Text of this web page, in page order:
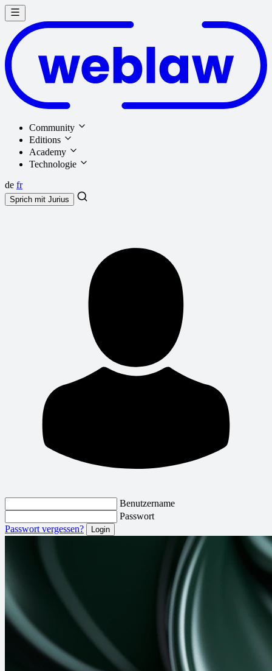
Community
Editions
Academy
Technologie
de fr
Sprich mit Jurius
Benutzername
Passwort
Passwort vergessen?